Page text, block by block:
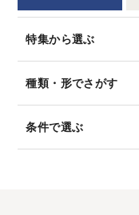
特集から選ぶ
種類・形でさがす
条件で選ぶ